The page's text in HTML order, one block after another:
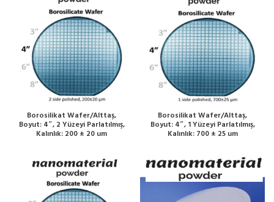
Borosilikat Wafer/Alttaş,
Boyut: 4″, 2 Yüzeyi Parlatılmış,
Kalınlık: 200 ± 20 um
Borosilikat Wafer/Alttaş,
Boyut: 4″, 1 Yüzeyi Parlatılmış,
Kalınlık: 700 ± 25 um